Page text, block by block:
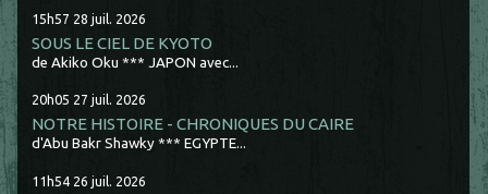
15h57 28 juil. 2026
SOUS LE CIEL DE KYOTO
de Akiko Oku *** JAPON avec...
20h05 27 juil. 2026
NOTRE HISTOIRE - CHRONIQUES DU CAIRE
d'Abu Bakr Shawky *** EGYPTE...
11h54 26 juil. 2026